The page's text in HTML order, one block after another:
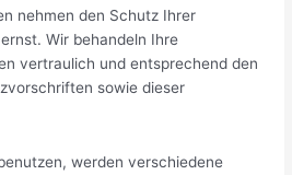
nehmen den Schutz Ihrer
Wir behandeln Ihre
vertraulich und entsprechend den
sowie dieser
werden verschiedene